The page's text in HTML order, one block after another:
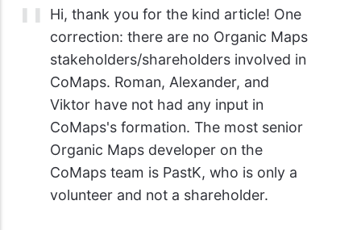
Hi, thank you for the kind article! One
correction: there are no Organic Maps
stakeholders/shareholders involved in
CoMaps. Roman, Alexander, and
Viktor have not had any input in
CoMaps's formation. The most senior
Organic Maps developer on the
CoMaps team is PastK, who is only a
volunteer and not a shareholder.